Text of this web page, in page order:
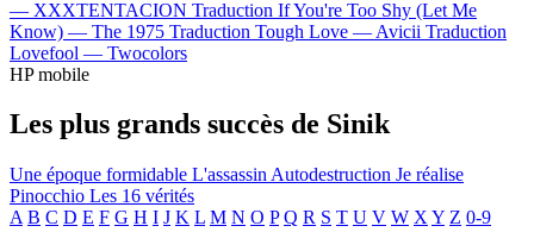
— XXXTENTACION Traduction If You're Too Shy (Let Me
Know) — The 1975 Traduction Tough Love — Avicii Traduction
Lovefool — Twocolors
HP mobile
Les plus grands succès de Sinik
Une époque formidable L'assassin Autodestruction Je réalise
Pinocchio Les 16 vérités
A B C D E F G H I J K L M N O P Q R S T U V W X Y Z 0-9